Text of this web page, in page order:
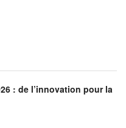
: de l’innovation pour la